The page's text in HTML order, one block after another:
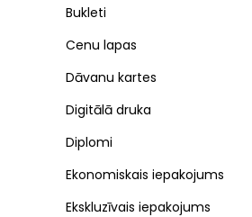
Bukleti
Cenu lapas
Dāvanu kartes
Digitālā druka
Diplomi
Ekonomiskais iepakojums
Ekskluzīvais iepakojums